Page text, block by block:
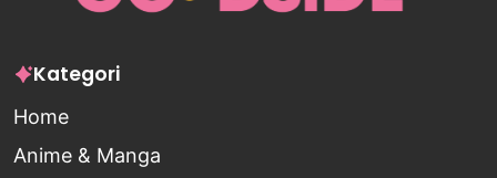
Kategori
Home
Anime & Manga